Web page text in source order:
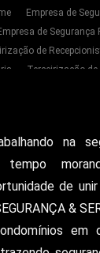
Empresa de
de Segurança
de
Terceirização
Zona Oeste
Segurança
Empresa De
Pessoal
Empresa De
na
de
&
em